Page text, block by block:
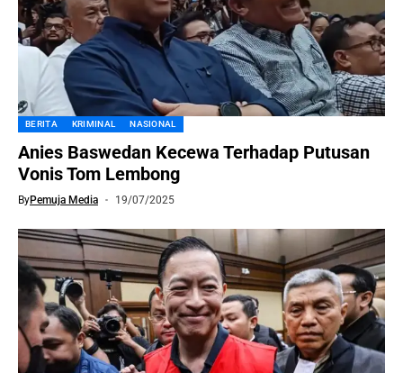
BERITA KRIMINAL NASIONAL
Anies Baswedan Kecewa Terhadap Putusan
Vonis Tom Lembong
ByPemuja Media 19/07/2025